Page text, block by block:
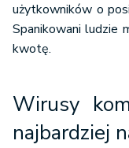
użytkowników o
Spanikowani ludzie
kwotę.
Wirusy
najbardziej